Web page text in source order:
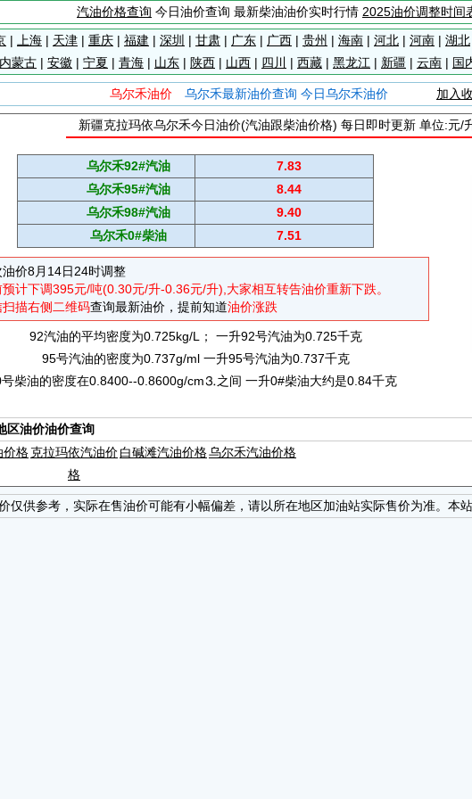
汽油价格查询 今日油价查询 最新柴油油价实时行情 2025油价调整时间
| 上海 | 天津 | 重庆 | 福建 | 深圳 | 甘肃 | 广东 | 广西 | 贵州 | 海南 | 河北 | 河南 | 湖北
内蒙古 | 安徽 | 宁夏 | 青海 | 山东 | 陕西 | 山西 | 四川 | 西藏 | 黑龙江 | 新疆 | 云南 | 国
乌尔禾油价 乌尔禾最新油价查询 今日乌尔禾油价 加入
新疆克拉玛依乌尔禾今日油价(汽油跟柴油价格) 每日即时更新 单位:元/
乌尔禾92#汽油
7.83
乌尔禾95#汽油
8.44
乌尔禾98#汽油
9.40
乌尔禾0#柴油
7.51
油价8月14日24时调整
预计下调395元/吨(0.30元/升-0.36元/升),大家相互转告油价重新下跌。
扫描右侧二维码查询最新油价，提前知道油价涨跌
92汽油的平均密度为0.725kg/L； 一升92号汽油为0.725千克
95号汽油的密度为0.737g/ml 一升95号汽油为0.737千克
柴油的密度在0.8400--0.8600g/cm⒊之间 一升0#柴油大约是0.84千克
区油价油价查询
价格克拉玛依汽油价
格
白碱滩汽油价格乌尔禾汽油价格
仅供参考，实际在售油价可能有小幅偏差，请以所在地区加油站实际售价为准。本